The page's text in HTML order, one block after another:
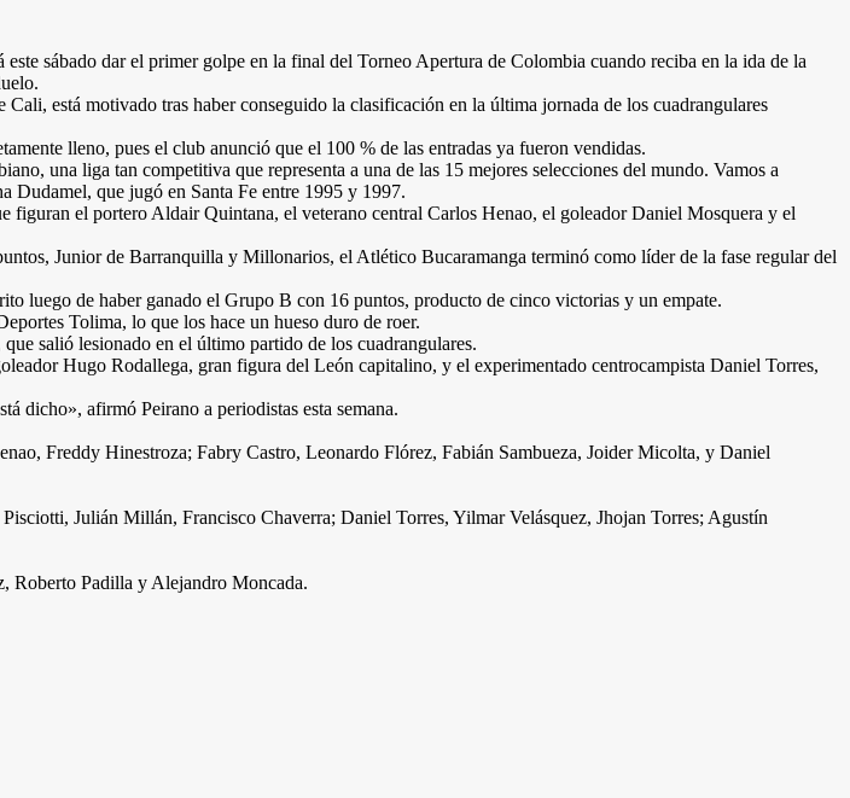
sábado dar el primer golpe en la final del Torneo Apertura de Colombia cuando reciba en la ida de la
está motivado tras haber conseguido la clasificación en la última jornada de los cuadrangulares
lleno, pues el club anunció que el 100 % de las entradas ya fueron vendidas.
una liga tan competitiva que representa a una de las 15 mejores selecciones del mundo. Vamos a
Dudamel, que jugó en Santa Fe entre 1995 y 1997.
figuran el portero Aldair Quintana, el veterano central Carlos Henao, el goleador Daniel Mosquera y el
Junior de Barranquilla y Millonarios, el Atlético Bucaramanga terminó como líder de la fase regular del
luego de haber ganado el Grupo B con 16 puntos, producto de cinco victorias y un empate.
Tolima, lo que los hace un hueso duro de roer.
salió lesionado en el último partido de los cuadrangulares.
Hugo Rodallega, gran figura del León capitalino, y el experimentado centrocampista Daniel Torres,
dicho», afirmó Peirano a periodistas esta semana.
Freddy Hinestroza; Fabry Castro, Leonardo Flórez, Fabián Sambueza, Joider Micolta, y Daniel
Julián Millán, Francisco Chaverra; Daniel Torres, Yilmar Velásquez, Jhojan Torres; Agustín
Roberto Padilla y Alejandro Moncada.